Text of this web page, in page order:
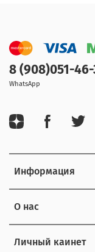
Информация
О нас
Личный каинет
8 (908)051-
WhatsApp